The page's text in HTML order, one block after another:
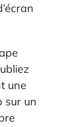
une
sur un